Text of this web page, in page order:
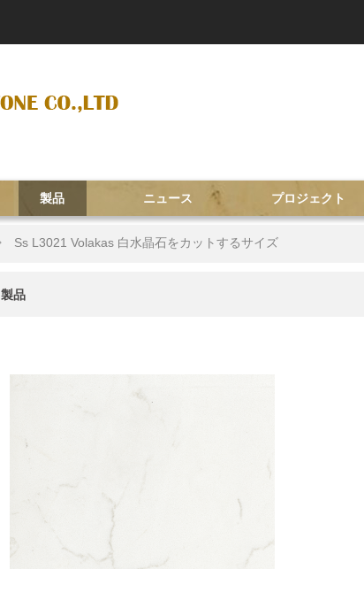
製品 ニュース プロジェクト
Ss L3021 Volakas 白水晶石をカットするサイズ
製品